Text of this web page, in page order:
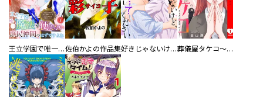
王立学園で唯一魔法が使えない庶民仲間のはずですよね～実は王子様で私を溺愛しているなんて告白はやめてください～佐伯かよの作品集 好きじゃないけど、抱いてください【電子単行本版／特典おまけ付き】 葬儀屋タケコ～あなたの最期、叶えます【電子単行本版】